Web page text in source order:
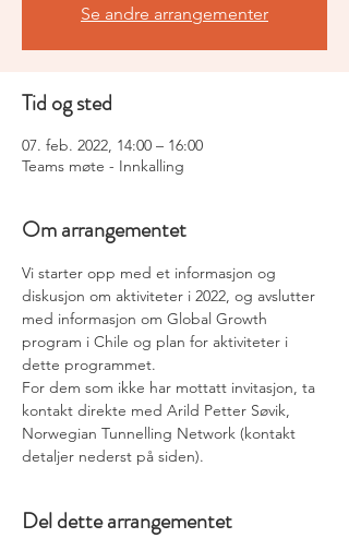
Se andre arrangementer
Tid og sted
07. feb. 2022, 14:00 – 16:00
Teams møte - Innkalling
Om arrangementet
Vi starter opp med et informasjon og
diskusjon om aktiviteter i 2022, og avslutter
med informasjon om Global Growth
program i Chile og plan for aktiviteter i
dette programmet.
For dem som ikke har mottatt invitasjon, ta
kontakt direkte med Arild Petter Søvik,
Norwegian Tunnelling Network (kontakt
detaljer nederst på siden).
Del dette arrangementet